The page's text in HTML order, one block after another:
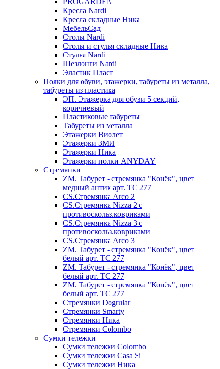
PROGARDEN
Кресла Nardi
Кресла складные Ника
МебельСад
Столы Nardi
Столы и стулья складные Ника
Стулья Nardi
Шезлонги Nardi
Эластик Пласт
Полки для обуви, этажерки, табуреты из металла,
табуреты из пластика
ЭП. Этажерка для обуви 5 секций,
коричневый
Пластиковые табуреты
Табуреты из металла
Этажерки Виолет
Этажерки ЗМИ
Этажерки Ника
Этажерки полки ANYDAY
Стремянки
ZM. Табурет - стремянка "Конёк", цвет
медный антик арт. ТС 277
CS.Стремянка Arco 2
CS.Стремянка Nizza 2 с
противоскольз.ковриками
CS.Стремянка Nizza 3 с
противоскольз.ковриками
CS.Стремянка Arco 3
ZM. Табурет - стремянка "Конёк", цвет
белый арт. ТС 277
ZM. Табурет - стремянка "Конёк", цвет
белый арт. ТС 277
ZM. Табурет - стремянка "Конёк", цвет
белый арт. ТС 277
Стремянки Dogrular
Стремянки Smarty
Стремянки Ника
Стремянки Сolombo
Сумки тележки
Сумки тележки Colombo
Сумки тележки Сasa Si
Сумки тележки Ника